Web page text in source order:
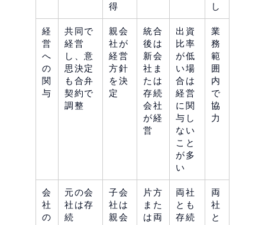
得
し
経
営
へ
の
関
与
共同で
経営
し、意
思決定
も合弁
契約で
調整
親会
社が
経営
方針
を決
定
統合
後は
新会
社ま
たは
存続
会社
が経
営
出資
比率
が低
い場
合は
経営
に関
与し
ない
こと
が多
い
業
務
範
囲
内
で
協
力
会
社
の
元の会
社は存
続
子会
社は
親会
片方
また
は両
両社
とも
存続
両
社
と